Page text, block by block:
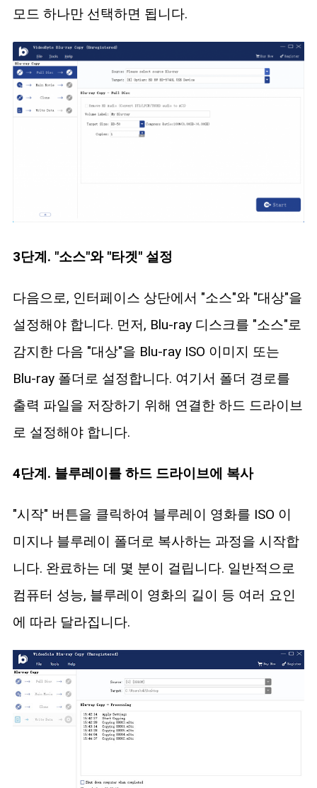
모드 하나만 선택하면 됩니다.
3단계. "소스"와 "타겟" 설정
다음으로, 인터페이스 상단에서 "소스"와 "대상"을
설정해야 합니다. 먼저, Blu-ray 디스크를 "소스"로
감지한 다음 "대상"을 Blu-ray ISO 이미지 또는
Blu-ray 폴더로 설정합니다. 여기서 폴더 경로를
출력 파일을 저장하기 위해 연결한 하드 드라이브
로 설정해야 합니다.
4단계. 블루레이를 하드 드라이브에 복사
"시작" 버튼을 클릭하여 블루레이 영화를 ISO 이
미지나 블루레이 폴더로 복사하는 과정을 시작합
니다. 완료하는 데 몇 분이 걸립니다. 일반적으로
컴퓨터 성능, 블루레이 영화의 길이 등 여러 요인
에 따라 달라집니다.